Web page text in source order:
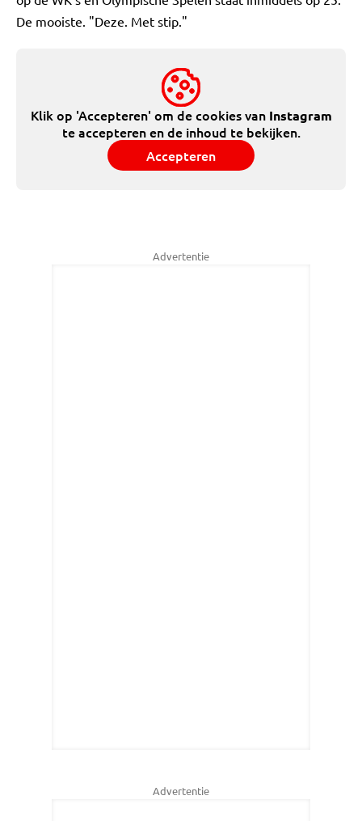
De mooiste. "Deze. Met stip."
Klik op 'Accepteren' om de cookies van Instagram
te accepteren en de inhoud te bekijken.
Accepteren
Advertentie
Advertentie